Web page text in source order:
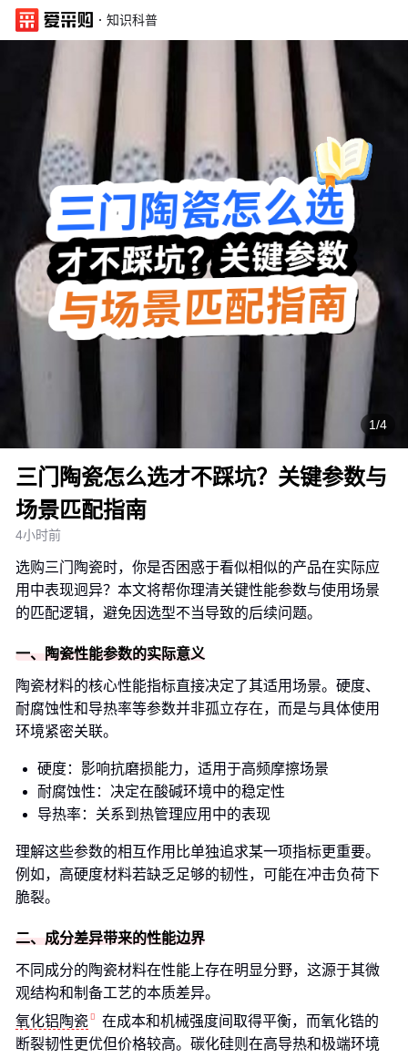
· 知识科普
1/4
三门陶瓷怎么选才不踩坑？关键参数与
场景匹配指南
4小时前
选购三门陶瓷时，你是否困惑于看似相似的产品在实际应
用中表现迥异？本文将帮你理清关键性能参数与使用场景
的匹配逻辑，避免因选型不当导致的后续问题。
一、陶瓷性能参数的实际意义
陶瓷材料的核心性能指标直接决定了其适用场景。硬度、
耐腐蚀性和导热率等参数并非孤立存在，而是与具体使用
环境紧密关联。
硬度：影响抗磨损能力，适用于高频摩擦场景
耐腐蚀性：决定在酸碱环境中的稳定性
导热率：关系到热管理应用中的表现
理解这些参数的相互作用比单独追求某一项指标更重要。
例如，高硬度材料若缺乏足够的韧性，可能在冲击负荷下
脆裂。
二、成分差异带来的性能边界
不同成分的陶瓷材料在性能上存在明显分野，这源于其微
观结构和制备工艺的本质差异。
氧化铝陶瓷
在成本和机械强度间取得平衡，而氧化锆的
断裂韧性更优但价格较高。碳化硅则在高导热和极端环境